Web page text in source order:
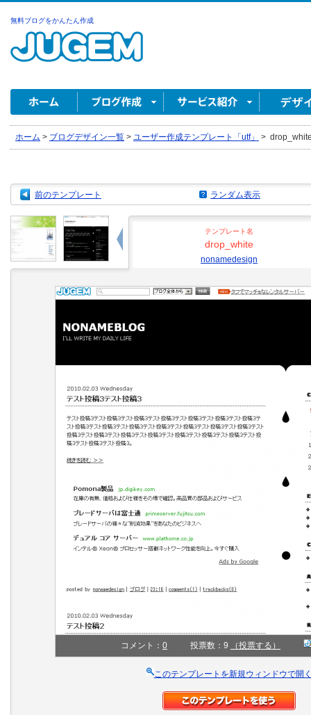
無料ブログをかんたん作成
ホーム > ブログデザイン一覧 > ユーザー作成テンプレート「utf」 >
前のテンプレート ランダム表示
テンプレート名
drop_white
nonamedesign
コメント： 0 投票数：9 （投票する）
このテンプレートを新規ウィンドウで開